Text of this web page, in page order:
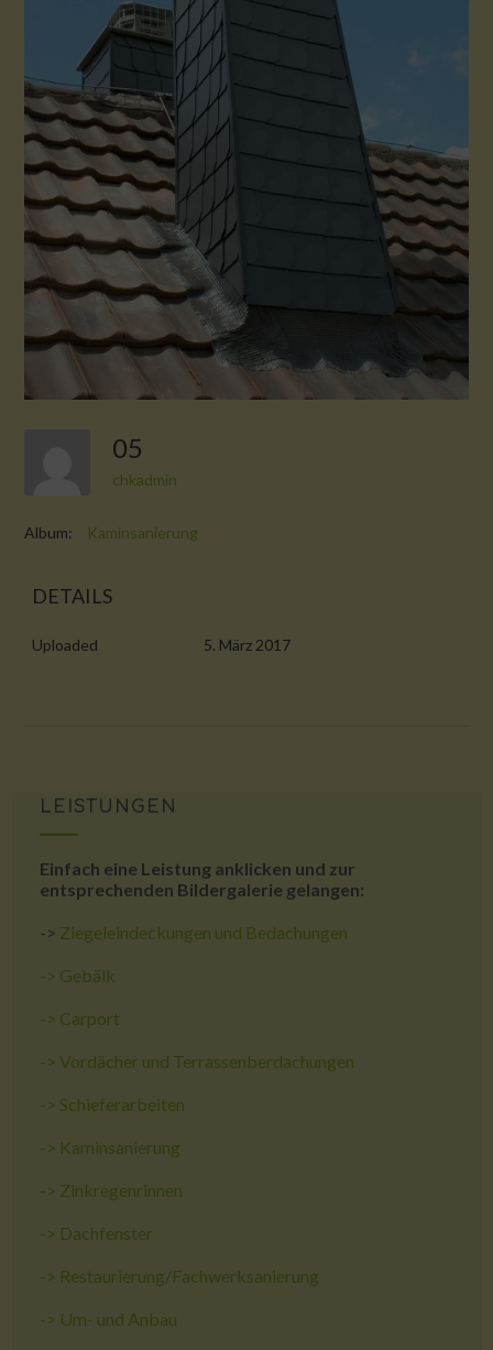
05
chkadmin
Album: Kaminsanierung
DETAILS
Uploaded 5. März 2017
LEISTUNGEN
Einfach eine Leistung anklicken und zur
entsprechenden Bildergalerie gelangen:
-> Ziegeleindeckungen und Bedachungen
-> Gebälk
-> Carport
->Vordächer und Terrassenberdachungen
-> Schieferarbeiten
-> Kaminsanierung
-> Zinkregenrinnen
-> Dachfenster
-> Restaurierung/Fachwerksanierung
-> Um- und Anbau